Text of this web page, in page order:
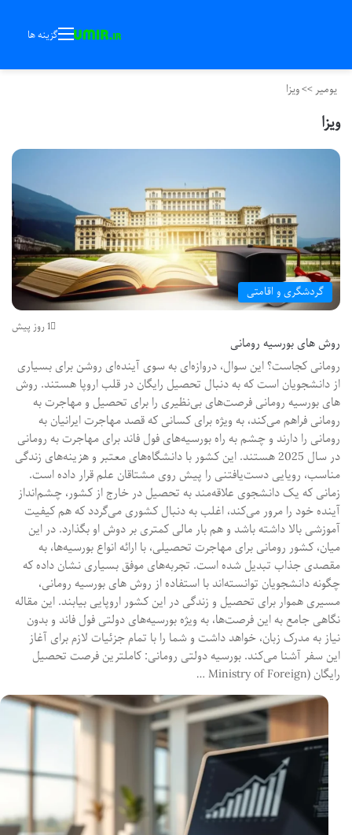
گزینه ها
یومیر>>ویزا
ویزا
گردشگری و اقامتی
1 روز پیش
روش های بورسیه رومانی
رومانی کجاست؟ این سوال، دروازه‌ای به سوی آینده‌ای روشن برای بسیاری
از دانشجویان است که به دنبال تحصیل رایگان در قلب اروپا هستند. روش
های بورسیه رومانی فرصت‌های بی‌نظیری را برای تحصیل و مهاجرت به
رومانی فراهم می‌کند، به ویژه برای کسانی که قصد مهاجرت ایرانیان به
رومانی را دارند و چشم به راه بورسیه‌های فول فاند برای مهاجرت به رومانی
در سال 2025 هستند. این کشور با دانشگاه‌های معتبر و هزینه‌های زندگی
مناسب، رویایی دست‌یافتنی را پیش روی مشتاقان علم قرار داده است.
زمانی که یک دانشجوی علاقه‌مند به تحصیل در خارج از کشور، چشم‌انداز
آینده خود را مرور می‌کند، اغلب به دنبال کشوری می‌گردد که هم کیفیت
آموزشی بالا داشته باشد و هم بار مالی کمتری بر دوش او بگذارد. در این
میان، کشور رومانی برای مهاجرت تحصیلی، با ارائه انواع بورسیه‌ها، به
مقصدی جذاب تبدیل شده است. تجربه‌های موفق بسیاری نشان داده که
چگونه دانشجویان توانسته‌اند با استفاده از روش های بورسیه رومانی،
مسیری هموار برای تحصیل و زندگی در این کشور اروپایی بیابند. این مقاله
نگاهی جامع به این فرصت‌ها، به ویژه بورسیه‌های دولتی فول فاند و بدون
نیاز به مدرک زبان، خواهد داشت و شما را با تمام جزئیات لازم برای آغاز
این سفر آشنا می‌کند. بورسیه دولتی رومانی: کاملترین فرصت تحصیل
رایگان (Ministry of Foreign …